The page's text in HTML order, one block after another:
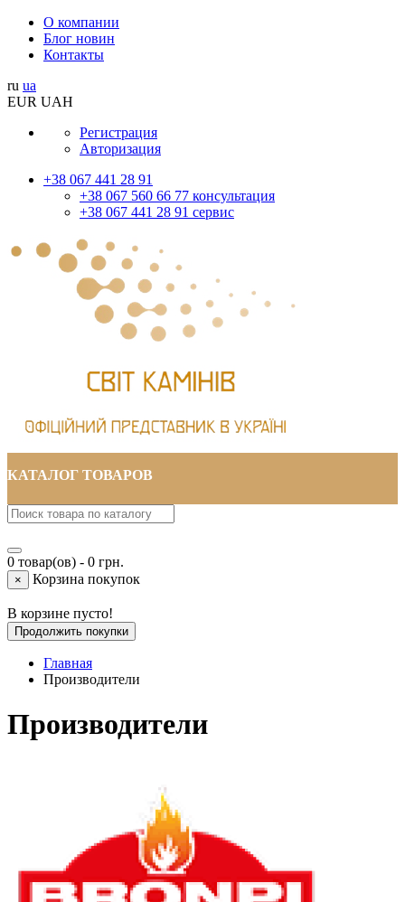
О компании
Блог новин
Контакты
ru ua
EUR UAH
Регистрация
Авторизация
+38 067 441 28 91
+38 067 560 66 77 консультация
+38 067 441 28 91 сервис
КАТАЛОГ ТОВАРОВ
0 товар(ов) - 0 грн.
× Корзина покупок
В корзине пусто!
Продолжить покупки
Главная
Производители
Производители